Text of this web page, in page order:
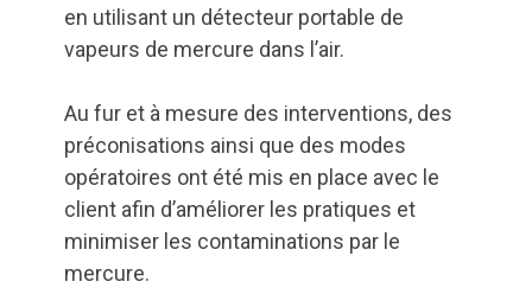
en utilisant un détecteur portable de
vapeurs de mercure dans l’air.
Au fur et à mesure des interventions, des
préconisations ainsi que des modes
opératoires ont été mis en place avec le
client afin d’améliorer les pratiques et
minimiser les contaminations par le
mercure.